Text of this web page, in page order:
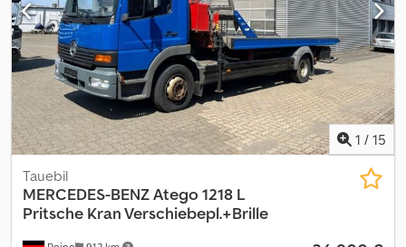
1 / 15
Tauebil
MERCEDES-BENZAtego 1218 L
Pritsche Kran Verschiebepl.+Brille